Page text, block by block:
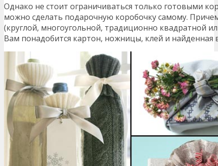
Однако не стоит ограничиваться только готовыми
можно сделать подарочную коробочку самому.
(круглой, многоугольной, традиционно квадратной
Вам понадобится картон, ножницы, клей и найденная